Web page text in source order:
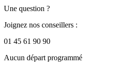
Une question ?
Joignez nos conseillers :
01 45 61 90 90
Aucun départ programmé